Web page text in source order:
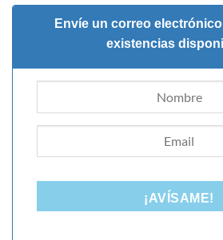
Envíe un correo
existencias
¡AVÍSAME!